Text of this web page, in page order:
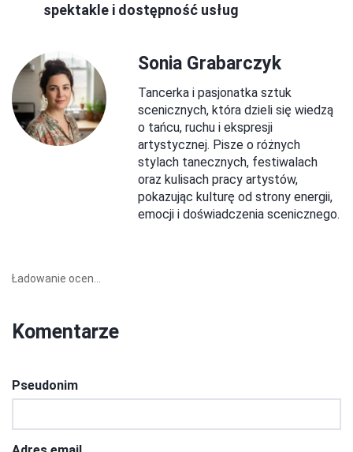
spektakle i dostępność usług
Sonia Grabarczyk
Tancerka i pasjonatka sztuk
scenicznych, która dzieli się wiedzą
o tańcu, ruchu i ekspresji
artystycznej. Pisze o różnych
stylach tanecznych, festiwalach
oraz kulisach pracy artystów,
pokazując kulturę od strony energii,
emocji i doświadczenia scenicznego.
Ładowanie ocen...
Komentarze
Pseudonim